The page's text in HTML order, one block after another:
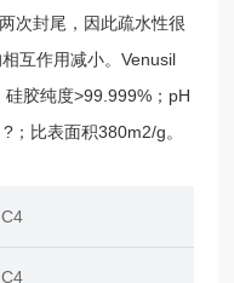
次封尾，因此疏水性很
互作用减小。Venusil
胶纯度>99.999%；pH
；比表面积380m2/g。